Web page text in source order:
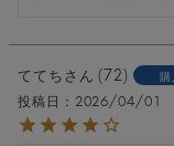
ててち 72 購
投稿日
2026/04/01